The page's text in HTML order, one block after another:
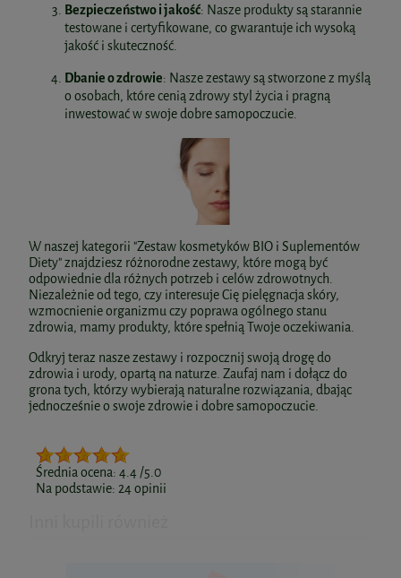
Bezpieczeństwo i jakość: Nasze produkty są starannie
testowane i certyfikowane, co gwarantuje ich wysoką
jakość i skuteczność.
Dbanie o zdrowie: Nasze zestawy są stworzone z myślą
o osobach, które cenią zdrowy styl życia i pragną
inwestować w swoje dobre samopoczucie.
W naszej kategorii "Zestaw kosmetyków BIO i Suplementów
Diety" znajdziesz różnorodne zestawy, które mogą być
odpowiednie dla różnych potrzeb i celów zdrowotnych.
Niezależnie od tego, czy interesuje Cię pielęgnacja skóry,
wzmocnienie organizmu czy poprawa ogólnego stanu
zdrowia, mamy produkty, które spełnią Twoje oczekiwania.
Odkryj teraz nasze zestawy i rozpocznij swoją drogę do
zdrowia i urody, opartą na naturze. Zaufaj nam i dołącz do
grona tych, którzy wybierają naturalne rozwiązania, dbając
jednocześnie o swoje zdrowie i dobre samopoczucie.
Średnia ocena: 4.4 /5.0
Na podstawie: 24 opinii